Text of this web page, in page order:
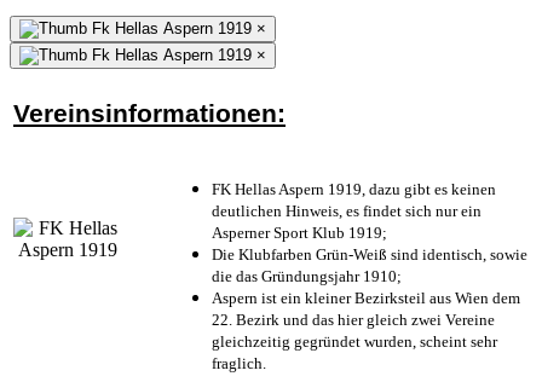
×
×
Vereinsinformationen:
FK Hellas Aspern 1919, dazu gibt es keinen
deutlichen Hinweis, es findet sich nur ein
Asperner Sport Klub 1919;
Die Klubfarben Grün-Weiß sind identisch, sowie
die das Gründungsjahr 1910;
Aspern ist ein kleiner Bezirksteil aus Wien dem
22. Bezirk und das hier gleich zwei Vereine
gleichzeitig gegründet wurden, scheint sehr
fraglich.